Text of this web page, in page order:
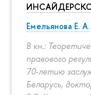
Емельянова Е. А.
В кн.:
правового
70-летию
Беларусь,